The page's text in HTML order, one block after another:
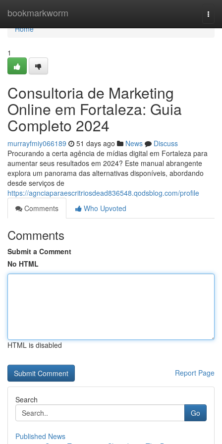
bookmarkworm
Home
Home
1
Consultoria de Marketing
Online em Fortaleza: Guia
Completo 2024
murrayfmiy066189 51 days ago News
Discuss
Procurando a certa agência de mídias digital em Fortaleza para
aumentar seus resultados em 2024? Este manual abrangente
explora um panorama das alternativas disponíveis, abordando
desde serviços de
https://agnciaparaescritriosdead836548.qodsblog.com/profile
Comments
Who Upvoted
Comments
Submit a Comment
No HTML
HTML is disabled
Report Page
Search
Go
Published News